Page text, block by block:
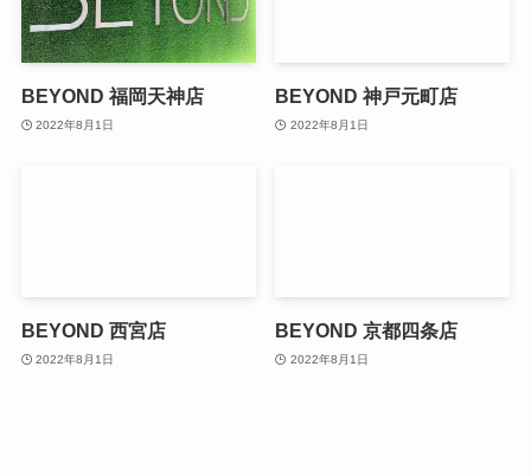
BEYOND 福岡天神店
2022年8月1日
BEYOND 神戸元町店
2022年8月1日
BEYOND 西宮店
2022年8月1日
BEYOND 京都四条店
2022年8月1日